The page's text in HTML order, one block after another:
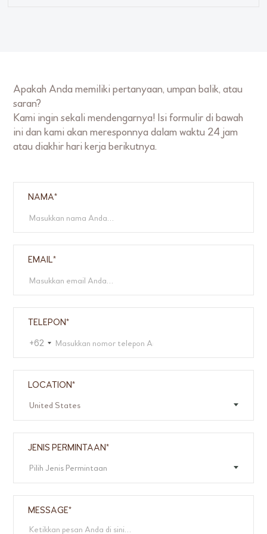
Apakah Anda memiliki pertanyaan, umpan balik, atau
saran?
Kami ingin sekali mendengarnya! Isi formulir di bawah
ini dan kami akan meresponnya dalam waktu 24 jam
atau diakhir hari kerja berikutnya.
NAMA*
EMAIL*
TELEPON*
+62
LOCATION*
United States
JENIS PERMINTAAN*
Pilih Jenis Permintaan
MESSAGE*